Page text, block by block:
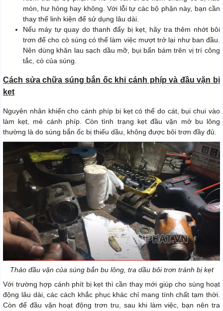
mòn, hư hỏng hay không. Với lỗi tự các bộ phận này, bạn cần
thay thế linh kiện để sử dụng lâu dài.
Nếu máy tự quay do thanh đẩy bị kẹt, hãy tra thêm nhớt bôi
trơn để cho cò súng có thể làm việc mượt trở lại như ban đầu.
Nên dùng khăn lau sạch dầu mỡ, bụi bẩn bám trên vị trí công
tắc, cò của súng.
Cách sửa chữa súng bắn ốc khi cánh phíp và đầu vặn bị
kẹt
Nguyên nhân khiến cho cánh phíp bị kẹt có thể do cát, bụi chui vào
làm kẹt, mẻ cánh phíp. Còn tình trạng kẹt đầu vặn mở bu lông
thường là do súng bắn ốc bị thiếu dầu, không được bôi trơn đầy đủ.
Tháo đầu vặn của súng bắn bu lông, tra dầu bôi trơn tránh bị kẹt
Với trường hợp cánh phít bị kẹt thì cần thay mới giúp cho súng hoạt
động lâu dài, các cách khắc phục khác chỉ mang tính chất tạm thời.
Còn để đầu vặn hoạt động trơn tru, sau khi làm việc, bạn nên tra